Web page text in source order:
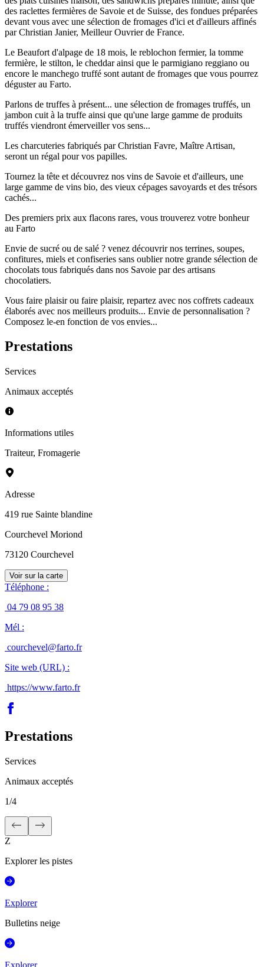
des raclettes fermières de Savoie et de Suisse, des fondues préparées
devant vous avec une sélection de fromages d'ici et d'ailleurs affinés
par Christian Janier, Meilleur Ouvrier de France.
Le Beaufort d'alpage de 18 mois, le reblochon fermier, la tomme
fermière, le stilton, le cheddar ainsi que le parmigiano reggiano ou
encore le manchego truffé sont autant de fromages que vous pourrez
déguster au Farto.
Parlons de truffes à présent... une sélection de fromages truffés, un
jambon cuit à la truffe ainsi que qu'une large gamme de produits
truffés viendront émerveiller vos sens...
Les charcuteries fabriqués par Christian Favre, Maître Artisan,
seront un régal pour vos papilles.
Tournez la tête et découvrez nos vins de Savoie et d'ailleurs, une
large gamme de vins bio, des vieux cépages savoyards et des trésors
cachés...
Des premiers prix aux flacons rares, vous trouverez votre bonheur
au Farto
Envie de sucré ou de salé ? venez découvrir nos terrines, soupes,
confitures, miels et confiseries sans oublier notre grande sélection de
chocolats tous fabriqués dans nos Savoie par des artisans
chocolatiers.
Vous faire plaisir ou faire plaisir, repartez avec nos coffrets cadeaux
élaborés avec nos meilleurs produits... Envie de personnalisation ?
Composez le-en fonction de vos envies...
Prestations
Services
Animaux acceptés
Informations utiles
Traiteur, Fromagerie
Adresse
419 rue Sainte blandine
Courchevel Moriond
73120 Courchevel
Voir sur la carte
Téléphone :
04 79 08 95 38
Mél :
courchevel@farto.fr
Site web (URL) :
https://www.farto.fr
Prestations
Services
Animaux acceptés
1/4
Z
Explorer les pistes
Explorer
Bulletins neige